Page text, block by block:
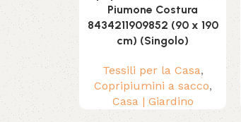
Piumone Costura
8434211909852 (90 x 190
cm) (Singolo)
Tessili per la Casa,
Copripiumini a sacco,
Casa | Giardino